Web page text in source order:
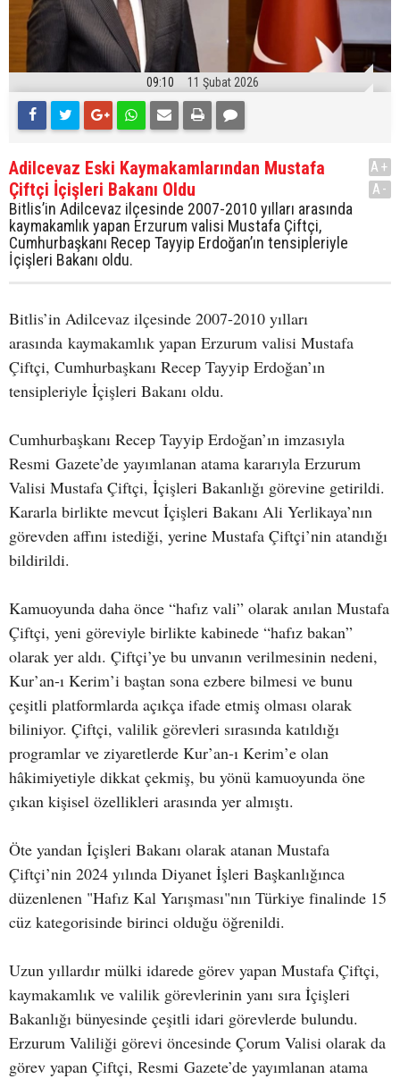
09:10 11 Şubat 2026
Adilcevaz Eski Kaymakamlarından Mustafa
Çiftçi İçişleri Bakanı Oldu
Bitlis’in Adilcevaz ilçesinde 2007-2010 yılları arasında
kaymakamlık yapan Erzurum valisi Mustafa Çiftçi,
Cumhurbaşkanı Recep Tayyip Erdoğan’ın tensipleriyle
İçişleri Bakanı oldu.
A+
A-
Bitlis’in Adilcevaz ilçesinde 2007-2010 yılları
arasında kaymakamlık yapan Erzurum valisi Mustafa
Çiftçi, Cumhurbaşkanı Recep Tayyip Erdoğan’ın
tensipleriyle İçişleri Bakanı oldu.
Cumhurbaşkanı Recep Tayyip Erdoğan’ın imzasıyla
Resmi Gazete’de yayımlanan atama kararıyla Erzurum
Valisi Mustafa Çiftçi, İçişleri Bakanlığı görevine getirildi.
Kararla birlikte mevcut İçişleri Bakanı Ali Yerlikaya’nın
görevden affını istediği, yerine Mustafa Çiftçi’nin atandığı
bildirildi.
Kamuoyunda daha önce “hafız vali” olarak anılan Mustafa
Çiftçi, yeni göreviyle birlikte kabinede “hafız bakan”
olarak yer aldı. Çiftçi’ye bu unvanın verilmesinin nedeni,
Kur’an-ı Kerim’i baştan sona ezbere bilmesi ve bunu
çeşitli platformlarda açıkça ifade etmiş olması olarak
biliniyor. Çiftçi, valilik görevleri sırasında katıldığı
programlar ve ziyaretlerde Kur’an-ı Kerim’e olan
hâkimiyetiyle dikkat çekmiş, bu yönü kamuoyunda öne
çıkan kişisel özellikleri arasında yer almıştı.
Öte yandan İçişleri Bakanı olarak atanan Mustafa
Çiftçi’nin 2024 yılında Diyanet İşleri Başkanlığınca
düzenlenen "Hafız Kal Yarışması"nın Türkiye finalinde 15
cüz kategorisinde birinci olduğu öğrenildi.
Uzun yıllardır mülki idarede görev yapan Mustafa Çiftçi,
kaymakamlık ve valilik görevlerinin yanı sıra İçişleri
Bakanlığı bünyesinde çeşitli idari görevlerde bulundu.
Erzurum Valiliği görevi öncesinde Çorum Valisi olarak da
görev yapan Çiftçi, Resmi Gazete’de yayımlanan atama